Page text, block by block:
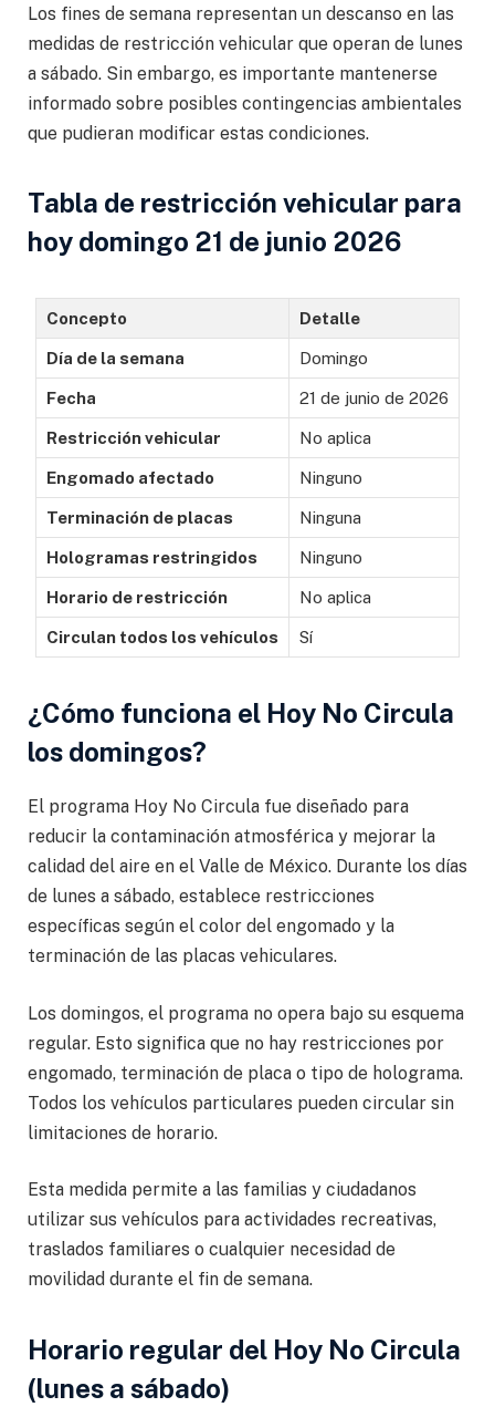
Los fines de semana representan un descanso en las
medidas de restricción vehicular que operan de lunes
a sábado. Sin embargo, es importante mantenerse
informado sobre posibles contingencias ambientales
que pudieran modificar estas condiciones.
Tabla de restricción vehicular para
hoy domingo 21 de junio 2026
Concepto Detalle
Día de la semana Domingo
Fecha 21 de junio de 2026
Restricción vehicular No aplica
Engomado afectado Ninguno
Terminación de placas Ninguna
Hologramas restringidos Ninguno
Horario de restricción No aplica
Circulan todos los vehículos Sí
¿Cómo funciona el Hoy No Circula
los domingos?
El programa Hoy No Circula fue diseñado para
reducir la contaminación atmosférica y mejorar la
calidad del aire en el Valle de México. Durante los días
de lunes a sábado, establece restricciones
específicas según el color del engomado y la
terminación de las placas vehiculares.
Los domingos, el programa no opera bajo su esquema
regular. Esto significa que no hay restricciones por
engomado, terminación de placa o tipo de holograma.
Todos los vehículos particulares pueden circular sin
limitaciones de horario.
Esta medida permite a las familias y ciudadanos
utilizar sus vehículos para actividades recreativas,
traslados familiares o cualquier necesidad de
movilidad durante el fin de semana.
Horario regular del Hoy No Circula
(lunes a sábado)